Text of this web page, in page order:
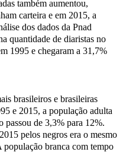
também aumentou,
carteira e em 2015, a
dos dados da Pnad
quantidade de diaristas no
1995 e chegaram a 31,7%
brasileiros e brasileiras
e 2015, a população adulta
passou de 3,3% para 12%.
pelos negros era o mesmo
branca com tempo